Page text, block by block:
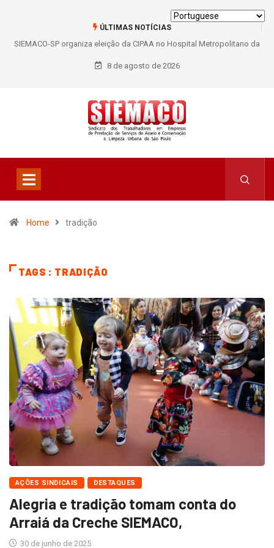
ÚLTIMAS NOTÍCIAS
SIEMACO-SP organiza eleição da CIPAA no Hospital Metropolitano da
Lapa e fortalece participação dos trabalhadores
8 de agosto de 2026
Home tradição
TAGS : TRADIÇÃO
AÇÕES SINDICAIS DESTAQUES
Alegria e tradição tomam conta do
Arraiá da Creche SIEMACO,
30 de junho de 2025